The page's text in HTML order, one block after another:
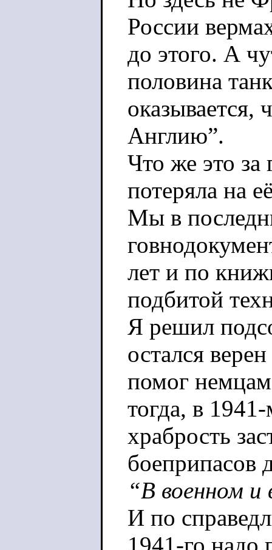
России
до этого. А
половина
оказывается,
Англию”.
Что же это за
потеряла на
Мы в
лет и по
подбитой
Я решил
остался
помог немцам
тогда, в
храбрость
боеприпасов
“В военном и
И по